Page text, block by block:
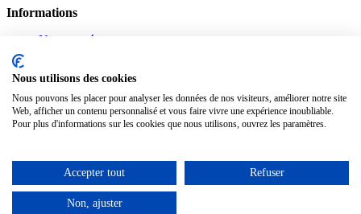
Informations
Nouveautés
Confidentialité
Mentions légales
Suivez-nous
Facebook
Notre Blog
www.materiauxnet.com © 2010-2026 / Agymat SARL
Nous utilisons des cookies
Nous pouvons les placer pour analyser les données de nos visiteurs, améliorer notre site
Web, afficher un contenu personnalisé et vous faire vivre une expérience inoubliable.
Pour plus d'informations sur les cookies que nous utilisons, ouvrez les paramètres.
Accepter tout Refuser
Non, ajuster